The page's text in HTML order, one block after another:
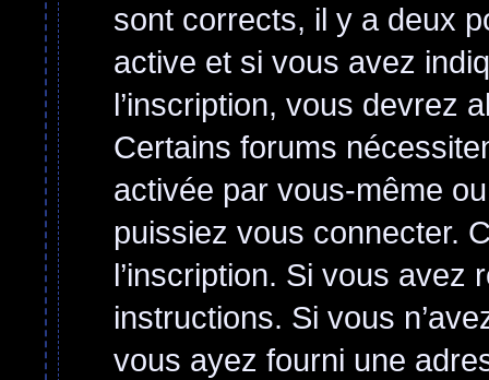
sont corrects, il y a deux
active et si vous avez
l’inscription, vous devrez
Certains forums
activée par vous-même
puissiez vous connecter.
l’inscription. Si vous avez
instructions. Si vous
vous ayez fourni une